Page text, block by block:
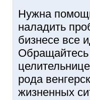
Нужна
наладить
бизнесе все
Обращайтесь
рода
жизненных